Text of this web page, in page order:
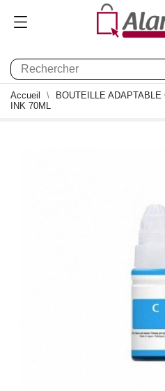
Accueil
BOUTEILLE
INK 70ML